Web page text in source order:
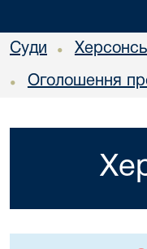
Суди •
• Оголошення